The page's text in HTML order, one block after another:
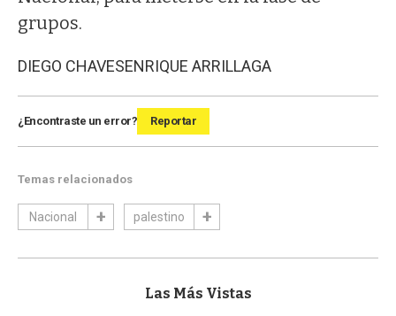
grupos.
DIEGO CHAVESENRIQUE ARRILLAGA
¿Encontraste un error? Reportar
Temas relacionados
Nacional palestino
Las Más Vistas